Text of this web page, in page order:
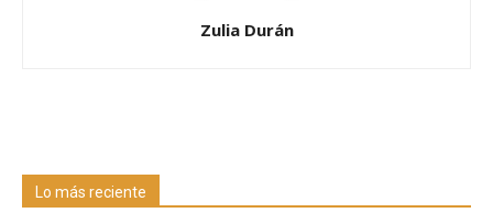
Zulia Durán
Lo más reciente